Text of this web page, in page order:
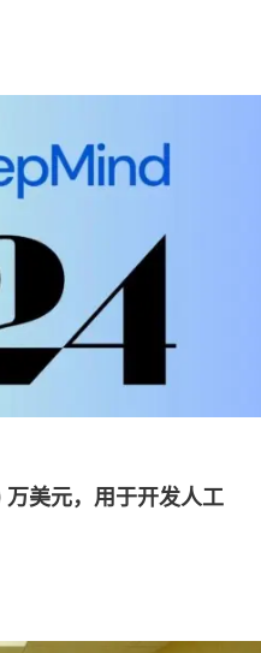
美元，用于开发人工